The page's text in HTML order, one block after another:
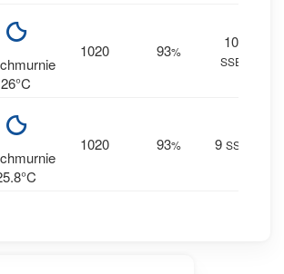
26°C
1020 93%
10
SSE
1020 93% 9 SSE